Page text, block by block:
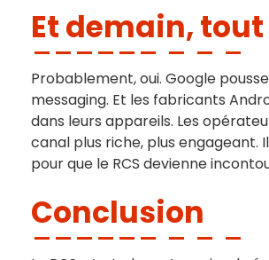
Et demain, tout
Probablement, oui. Google
messaging. Et les fabricants
dans leurs appareils. Les
canal plus riche, plus engageant.
pour que le RCS devienne
Conclusion